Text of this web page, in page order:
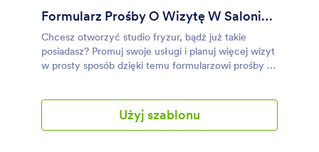
Formularz Prośby O Wizytę W Salonie Fryzjerskim
Chcesz otworzyć studio fryzur, bądź już takie
posiadasz? Promuj swoje usługi i planuj więcej wizyt
w prosty sposób dzięki temu formularzowi prośby o
wybrane usługi, preferowanego stylistę, a także
datę oraz czas wizyty.Użyj szablonu